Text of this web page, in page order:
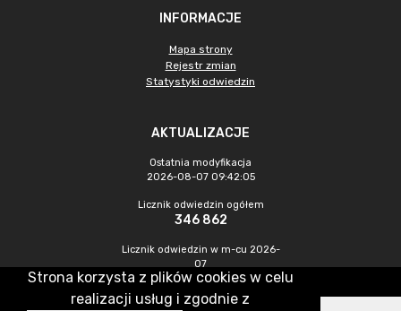
INFORMACJE
Mapa strony
Rejestr zmian
Statystyki odwiedzin
AKTUALIZACJE
Ostatnia modyfikacja
2026-08-07 09:42:05
Licznik odwiedzin ogółem
346 862
Licznik odwiedzin w m-cu 2026-
07
1 253
Strona korzysta z plików cookies w celu
realizacji usług i zgodnie z